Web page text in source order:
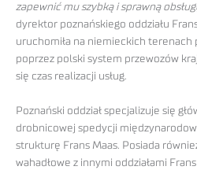
zapewnić mu szybką i sprawną
dyrektor poznańskiego oddziału
uruchomiła na niemieckich
poprzez polski system przewozów
się czas realizacji usług.
Poznański oddział specjalizuje się
drobnicowej spedycji
strukturę Frans Maas. Posiada
wahadłowe z innymi oddziałami